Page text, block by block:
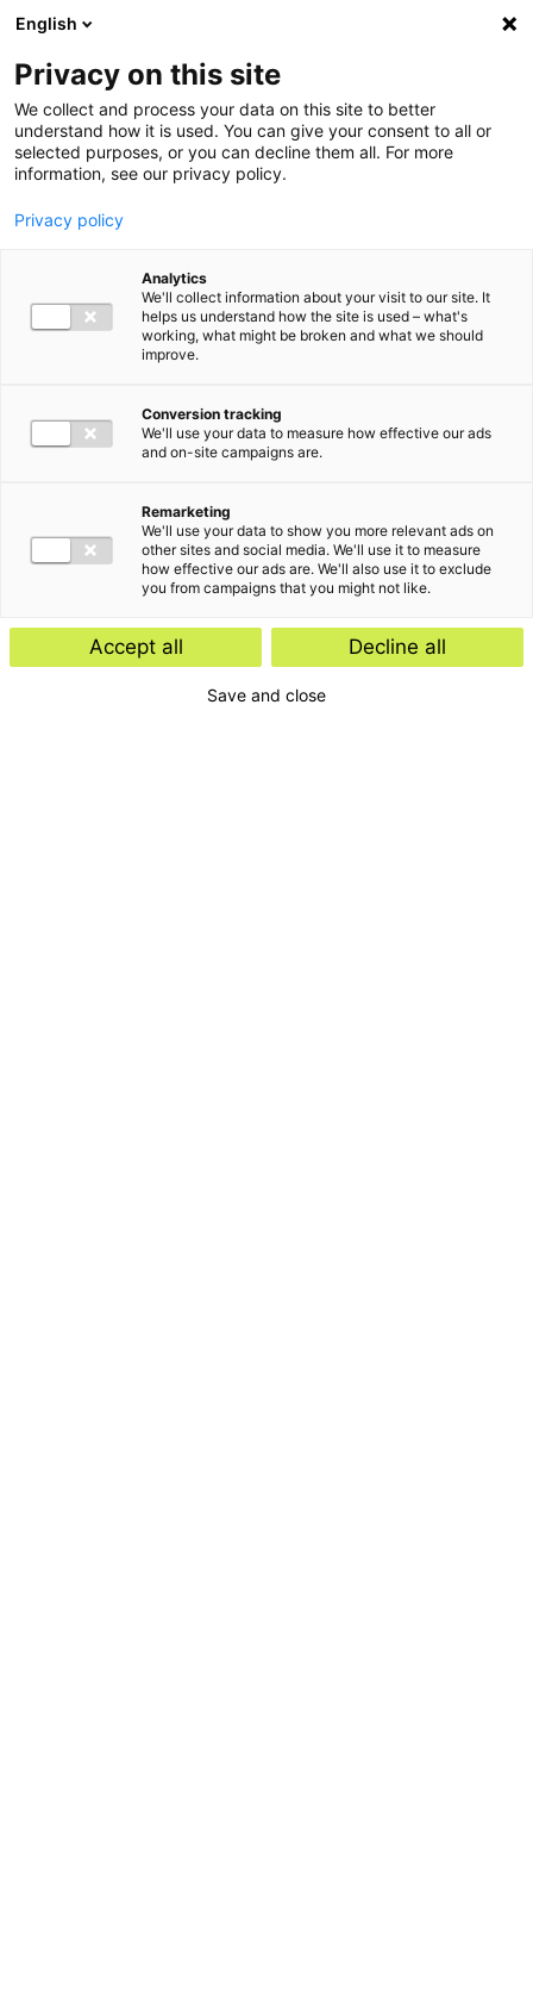
Ga direct naar de inhoud
English
Privacy on this site
We collect and process your data on this site to better
understand how it is used. You can give your consent to all or
selected purposes, or you can decline them all. For more
information, see our privacy policy.
Privacy policy
Analytics
We'll collect information about your visit to our site. It
helps us understand how the site is used – what's
working, what might be broken and what we should
improve.
Conversion tracking
We'll use your data to measure how effective our ads
and on-site campaigns are.
Remarketing
We'll use your data to show you more relevant ads on
other sites and social media. We'll use it to measure
how effective our ads are. We'll also use it to exclude
you from campaigns that you might not like.
Accept all Decline all
Save and close